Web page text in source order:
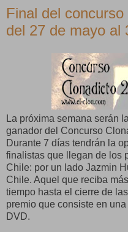
Final del
del 27 de mayo al
La próxima semana serán
ganador del Concurso
Durante 7 días tendrán la
finalistas que llegan de los
Chile: por un lado Jazmin
Chile. Aquel que reciba
tiempo hasta el cierre de
premio que consiste en
DVD.